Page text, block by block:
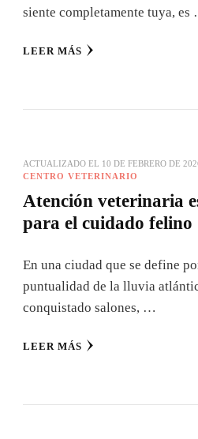
siente completamente tuya, es
LEER MÁS
ACTUALIZADO EL 10 DE FEBRERO DE
CENTRO VETERINARIO
Atención veterinaria
para el cuidado felino
En una ciudad que se define
puntualidad de la lluvia
conquistado salones, …
LEER MÁS